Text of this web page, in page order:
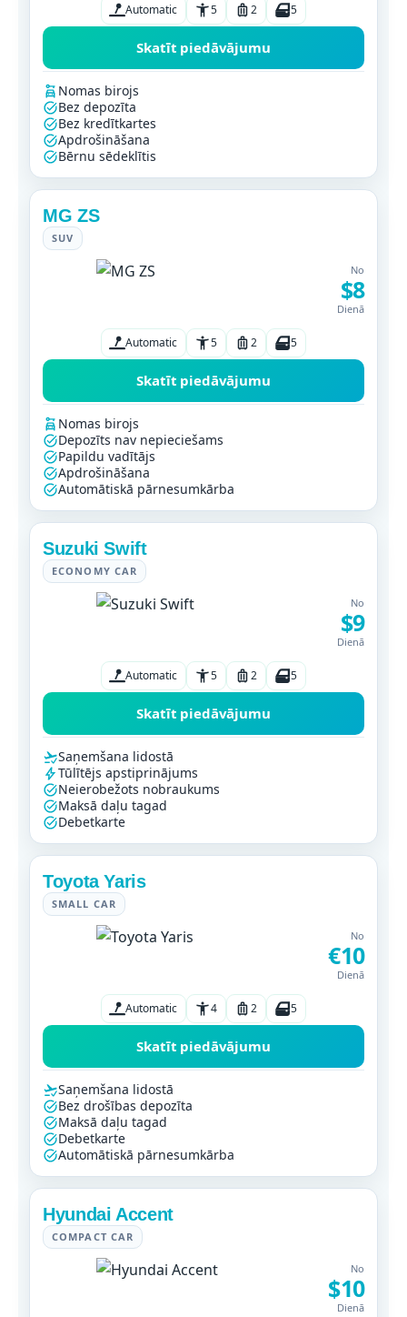
Automatic 5 2 5
Skatīt piedāvājumu
Nomas birojs
Bez depozīta
Bez kredītkartes
Apdrošināšana
Bērnu sēdeklītis
MG ZS
SUV
No
$8
Dienā
Automatic 5 2 5
Skatīt piedāvājumu
Nomas birojs
Depozīts nav nepieciešams
Papildu vadītājs
Apdrošināšana
Automātiskā pārnesumkārba
Suzuki Swift
ECONOMY CAR
No
$9
Dienā
Automatic 5 2 5
Skatīt piedāvājumu
Saņemšana lidostā
Tūlītējs apstiprinājums
Neierobežots nobraukums
Maksā daļu tagad
Debetkarte
Toyota Yaris
SMALL CAR
No
€10
Dienā
Automatic 4 2 5
Skatīt piedāvājumu
Saņemšana lidostā
Bez drošības depozīta
Maksā daļu tagad
Debetkarte
Automātiskā pārnesumkārba
Hyundai Accent
COMPACT CAR
No
$10
Dienā